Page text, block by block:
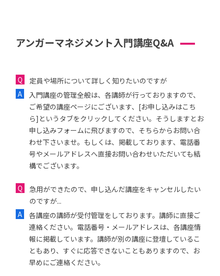
アンガーマネジメント入門講座Q&A
定員や場所について詳しく知りたいのですが
入門講座の管理全般は、各講師が行っておりますので、
ご希望の講座ページにございます、[お申し込みはこち
ら]というタブをクリックしてください。そうしますとお
申し込みフォームに飛びますので、そちらからお問い合
わせ下さいませ。もしくは、掲載しております、電話番
号やメールアドレスへ直接お問い合わせいただいても結
構でございます。
急用ができたので、申し込んだ講座をキャンセルしたい
のですが...
各講座の講師が受付管理をしております。講師に直接ご
連絡ください。電話番号・メールアドレスは、各講座情
報に掲載しています。講師が別の講座に登壇しているこ
ともあり、すぐに応答できないこともありますので、お
早めにご連絡ください。